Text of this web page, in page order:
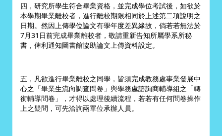
四，研究所學生符合畢業資格，並完成學位考試後，如欲於
本學期畢業離校者，進行離校期限相同於上述第二項說明之
日期。然因上傳學位論文有學年度差異緣故，倘若若無法於
7月31日前完成畢業離校者，敬請重新告知所屬學系所秘
書，俾利通知圖書館協助論文上傳資料設定。
五，凡欲進行畢業離校之同學，皆須完成教務處事業發展中
心之「畢業生流向調查問卷」與學務處諮詢商輔導組之「轉
銜輔導問卷」，才得以處理後續流程，若若有任何問卷操作
上之疑問，可先洽詢兩單位承辦人員。